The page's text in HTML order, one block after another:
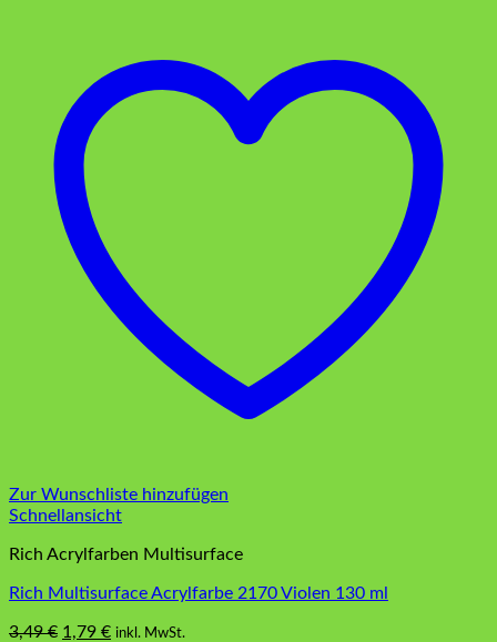
Zur Wunschliste hinzufügen
Schnellansicht
Rich Acrylfarben Multisurface
Rich Multisurface Acrylfarbe 2170 Violen 130 ml
3,49€ Ursprünglicher
1,79 €Aktueller
inkl. MwSt.